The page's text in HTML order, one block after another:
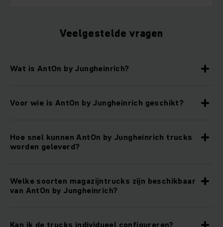
Veelgestelde vragen
Wat is AntOn by Jungheinrich?
Voor wie is AntOn by Jungheinrich geschikt?
Hoe snel kunnen AntOn by Jungheinrich trucks
worden geleverd?
Welke soorten magazijntrucks zijn beschikbaar
van AntOn by Jungheinrich?
Kan ik de trucks individueel configureren?